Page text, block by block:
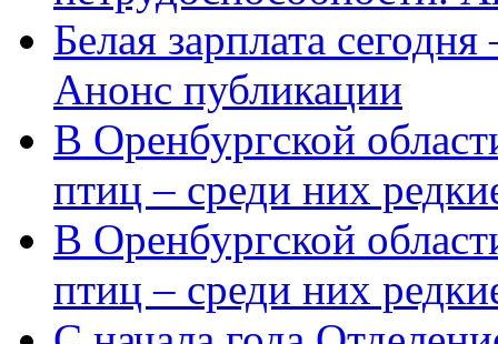
Белая зарплата
Анонс публикации
В Оренбургской
птиц – среди них
В Оренбургской
птиц – среди них